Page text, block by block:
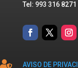
Tel: 993 316 8271
 AVISO DE